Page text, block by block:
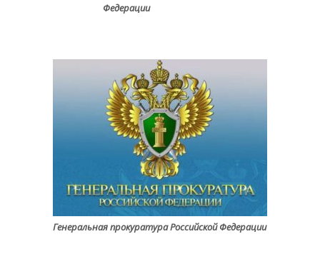
Федерации
Генеральная прокуратура Российской Федерации